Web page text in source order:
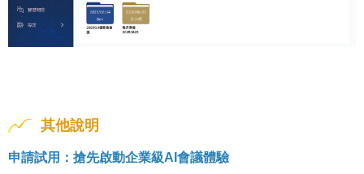
其他說明
申請試用：搶先啟動企業級AI會議體驗